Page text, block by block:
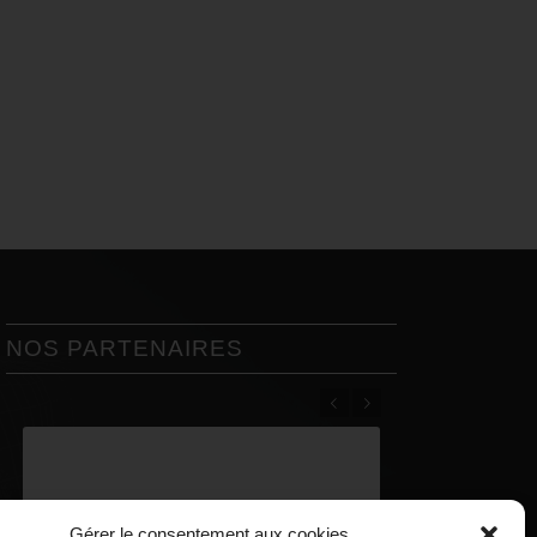
NOS PARTENAIRES